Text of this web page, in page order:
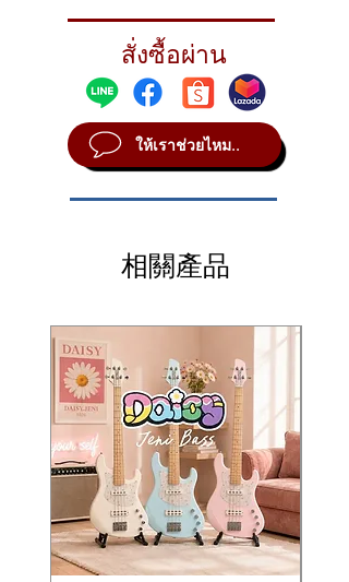
STYLE Focused
METAL B8
SOUND Bright
WEIGHT Medium
สั่งซื้อผ่าน
ให้เราช่วยไหม..
相關產品